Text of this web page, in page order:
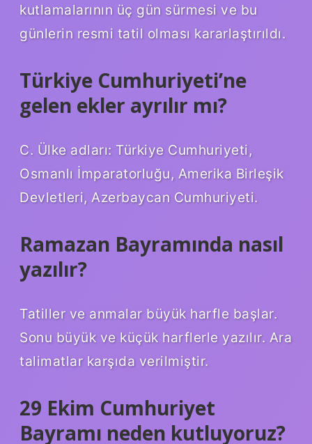
kutlamalarının üç gün sürmesi ve bu
günlerin resmi tatil olması kararlaştırıldı.
Türkiye Cumhuriyeti’ne
gelen ekler ayrılır mı?
C. Ülke adları: Türkiye Cumhuriyeti,
Osmanlı İmparatorluğu, Amerika Birleşik
Devletleri, Azerbaycan Cumhuriyeti.
Ramazan Bayramında nasıl
yazılır?
Tatiller ve anmalar büyük harfle başlar.
Sonu büyük ve küçük harflerle yazılır. Ara
talimatlar karşıda verilmiştir.
29 Ekim Cumhuriyet
Bayramı neden kutluyoruz?